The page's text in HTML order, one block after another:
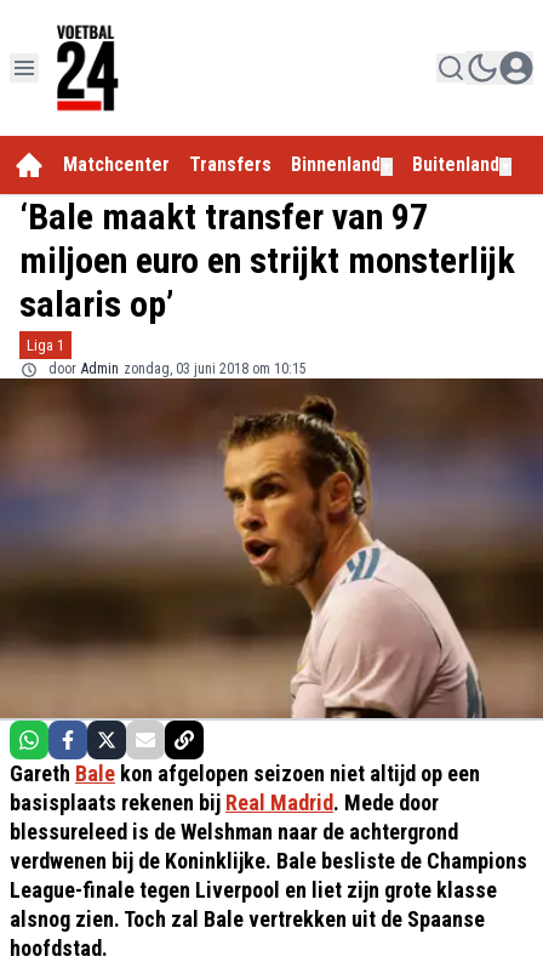
Matchcenter Transfers Binnenland Buitenland
‘Bale maakt transfer van 97
miljoen euro en strijkt monsterlijk
salaris op’
Liga 1
door Admin zondag, 03 juni 2018 om 10:15
Gareth Bale kon afgelopen seizoen niet altijd op een
basisplaats rekenen bij Real Madrid. Mede door
blessureleed is de Welshman naar de achtergrond
verdwenen bij de Koninklijke. Bale besliste de Champions
League-finale tegen Liverpool en liet zijn grote klasse
alsnog zien. Toch zal Bale vertrekken uit de Spaanse
hoofdstad.